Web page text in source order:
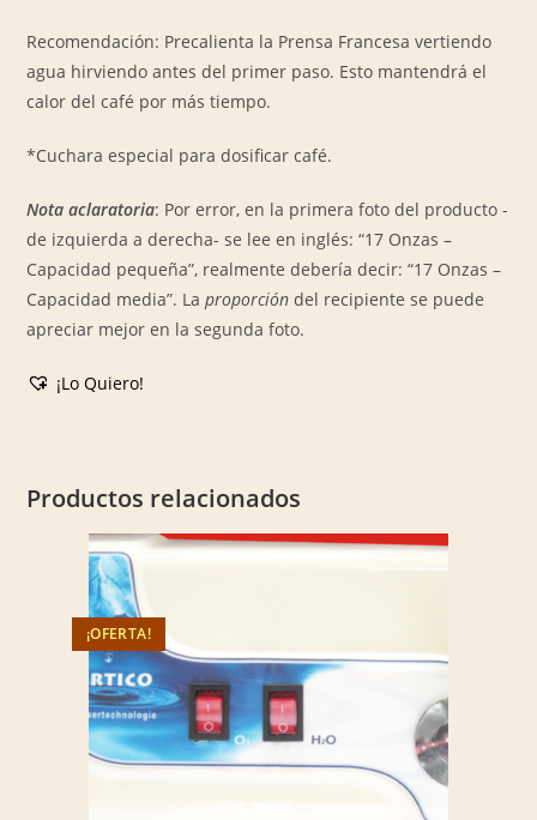
Recomendación: Precalienta la Prensa Francesa vertiendo
agua hirviendo antes del primer paso. Esto mantendrá el
calor del café por más tiempo.
*Cuchara especial para dosificar café.
Nota aclaratoria: Por error, en la primera foto del producto -
de izquierda a derecha- se lee en inglés: “17 Onzas –
Capacidad pequeña”, realmente debería decir: “17 Onzas –
Capacidad media”. Laproporción del recipiente se puede
apreciar mejor en la segunda foto.
¡Lo Quiero!
Productos relacionados
¡OFERTA!